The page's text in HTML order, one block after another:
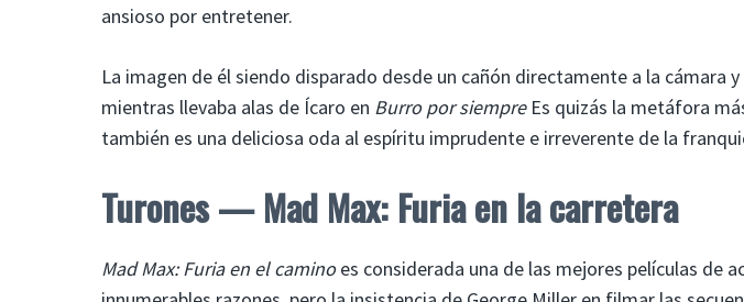
ansioso por entretener.
La imagen de él siendo disparado desde un cañón directamente a la cámara
mientras llevaba alas de Ícaro en Burro por siempreEs quizás la metáfora
también es una deliciosa oda al espíritu imprudente e irreverente de la
Turones — Mad Max: Furia en la carretera
Mad Max: Furia en el caminoes considerada una de las mejores películas de